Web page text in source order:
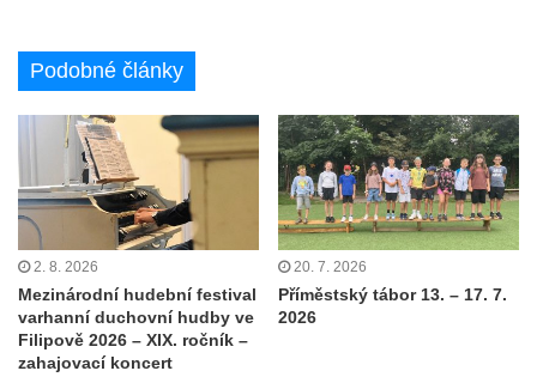
Podobné články
2. 8. 2026
Mezinárodní hudební festival
varhanní duchovní hudby ve
Filipově 2026 – XIX. ročník –
zahajovací koncert
20. 7. 2026
Příměstský tábor 13. – 17. 7.
2026